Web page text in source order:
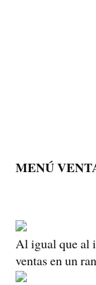
MENÚ
Al igual que al
ventas en un